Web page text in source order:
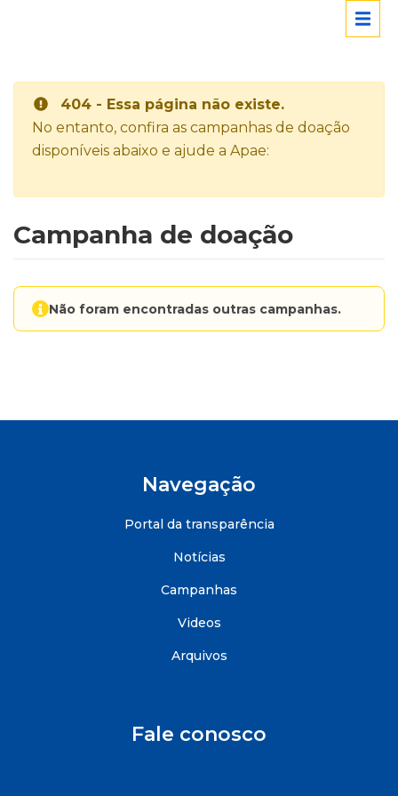
404 - Essa página não existe.
No entanto, confira as campanhas de doação
disponíveis abaixo e ajude a Apae:
Campanha de doação
Não foram encontradas outras campanhas.
Navegação
Portal da transparência
Notícias
Campanhas
Videos
Arquivos
Fale conosco